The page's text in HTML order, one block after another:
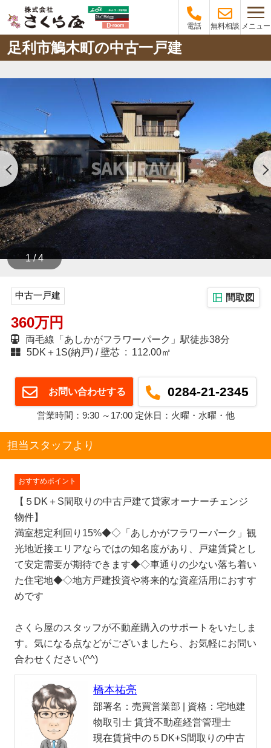
電話 無料相談 メニュー
足利市鵤木町の中古一戸建
1 / 4
中古一戸建 間取図
360万円
両毛線「あしかがフラワーパーク」駅徒歩38分
5DK＋1S(納戸)
壁芯 : 112.00㎡
お問い合わせする 0284-21-2345
営業時間：9:30 ～17:00 定休日：火曜・水曜・他
担当スタッフより
おすすめポイント
【５DK＋S間取りの中古戸建て貸家オーナーチェンジ
物件】
満室想定利回り15%◆◇「あしかがフラワーパーク」観
光地近接エリアならではの知名度があり、戸建賃貸とし
て安定需要が期待できます◆◇車通りの少ない落ち着い
た住宅地◆◇地方戸建投資や将来的な資産活用におすす
めです
さくら屋のスタッフが不動産購入のサポートをいたしま
す。気になる点などがございましたら、お気軽にお問い
合わせください(^^)
橋本祐亮
部署名：売買営業部 | 資格：宅地建
物取引士 賃貸不動産経営管理士
現在賃貸中の５DK+S間取りの中古